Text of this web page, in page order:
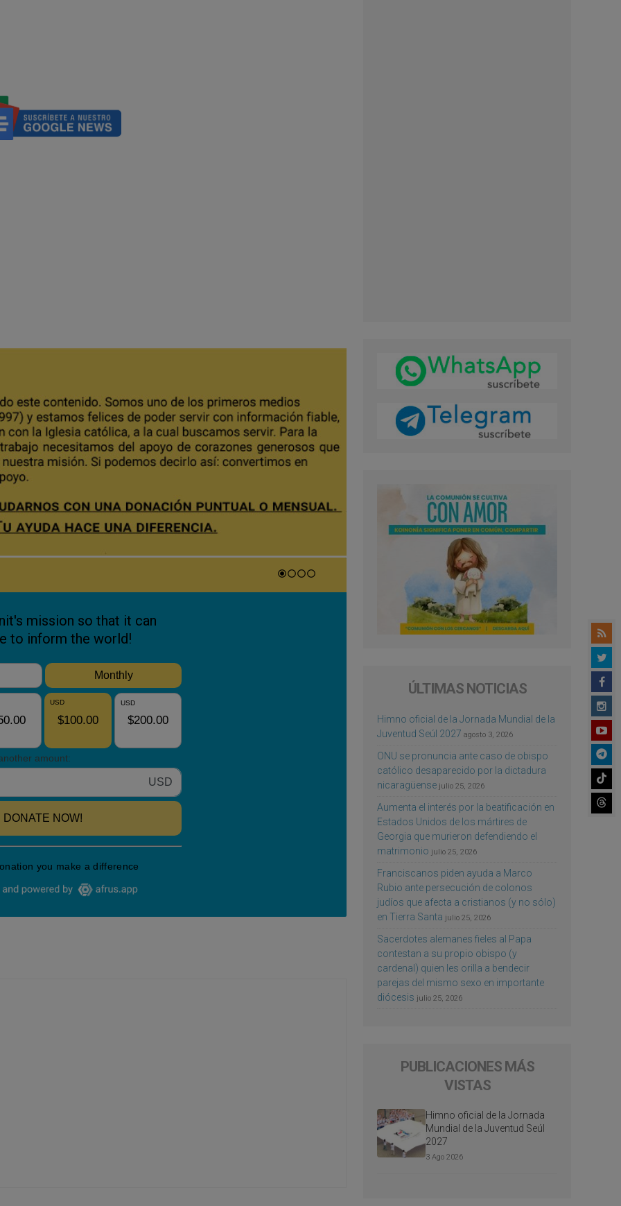
ÚLTIMAS NOTICIAS
Himno oficial de la Jornada Mundial de la
Juventud Seúl 2027 agosto 3, 2026
ONU se pronuncia ante caso de obispo
católico desaparecido por la dictadura
nicaragüense julio 25, 2026
Aumenta el interés por la beatificación en
Estados Unidos de los mártires de
Georgia que murieron defendiendo el
matrimonio julio 25, 2026
Franciscanos piden ayuda a Marco
Rubio ante persecución de colonos
judíos que afecta a cristianos (y no sólo)
en Tierra Santa julio 25, 2026
Sacerdotes alemanes fieles al Papa
contestan a su propio obispo (y
cardenal) quien les orilla a bendecir
parejas del mismo sexo en importante
diócesis julio 25, 2026
PUBLICACIONES MÁS
VISTAS
Himno oficial de la Jornada
Mundial de la Juventud Seúl
2027
3 Ago 2026